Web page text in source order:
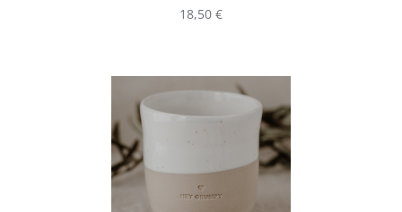
Regulärer Preis:
18,50 €